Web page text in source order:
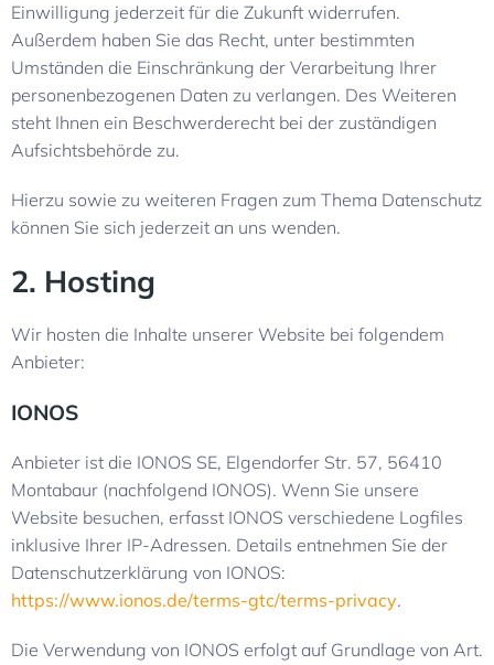
Einwilligung jederzeit für die Zukunft widerrufen.
Außerdem haben Sie das Recht, unter bestimmten
Umständen die Einschränkung der Verarbeitung Ihrer
personenbezogenen Daten zu verlangen. Des Weiteren
steht Ihnen ein Beschwerderecht bei der zuständigen
Aufsichtsbehörde zu.
Hierzu sowie zu weiteren Fragen zum Thema Datenschutz
können Sie sich jederzeit an uns wenden.
2. Hosting
Wir hosten die Inhalte unserer Website bei folgendem
Anbieter:
IONOS
Anbieter ist die IONOS SE, Elgendorfer Str. 57, 56410
Montabaur (nachfolgend IONOS). Wenn Sie unsere
Website besuchen, erfasst IONOS verschiedene Logfiles
inklusive Ihrer IP-Adressen. Details entnehmen Sie der
Datenschutzerklärung von IONOS:
https://www.ionos.de/terms-gtc/terms-privacy.
Die Verwendung von IONOS erfolgt auf Grundlage von Art.